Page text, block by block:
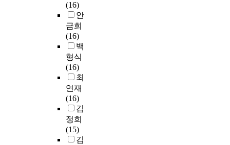
(16)
안
금희
(16)
백
형식
(16)
최
연재
(16)
김
정희
(15)
김